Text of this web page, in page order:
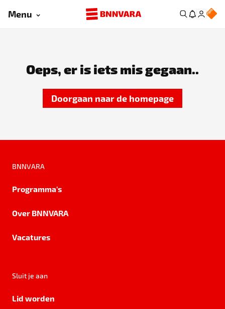
Menu
Oeps, er is iets mis gegaan..
Doorgaan naar de homepage
BNNVARA
Programma's
Over BNNVARA
Vacatures
Sluit je aan
Lid worden